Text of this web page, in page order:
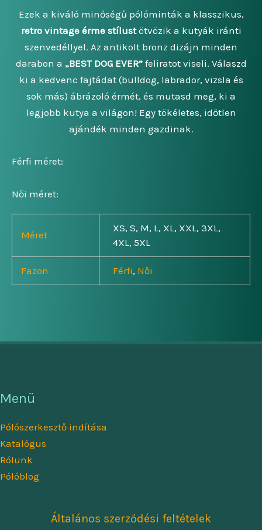
Ezek a kiváló minőségű pólóminták a klasszikus,
retro vintage érme stílustötvözik a kutyák iránti
szenvedéllyel. Az antikolt bronz dizájn minden
darabon a „BEST DOG EVER”feliratot viseli. Válaszd
ki a kedvenc fajtádat (bulldog, labrador, vizsla és
sok más) ábrázoló érmét, és mutasd meg, ki a
legjobb kutya a világon! Egy tökéletes, időtlen
ajándék minden gazdinak.
Férfi méret:
Női méret:
Méret
XS, S, M, L, XL, XXL, 3XL,
4XL, 5XL
Fazon Férfi, Női
Menü
Pólószerkesztő indítása
Katalógus
Rólunk
Pólóblog
Általános szerződési feltételek